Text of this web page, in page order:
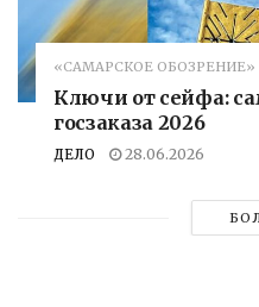
«САМАРСКОЕ ОБОЗРЕНИЕ»
Ключи от сейфа:
госзаказа 2026
ДЕЛО 28.06.2026